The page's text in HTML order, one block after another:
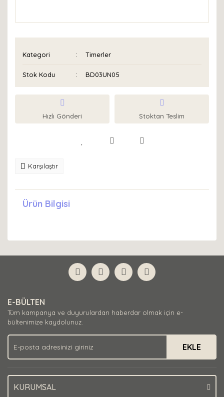
Kategori Timerler
Stok Kodu BD03UN05
Hızlı Gönderi Stoktan Teslim
Karşılaştır
Ürün Bilgisi
E-BÜLTEN
Tüm kampanya ve duyurulardan haberdar olmak için e-
bültenimize kaydolunuz.
EKLE
KURUMSAL